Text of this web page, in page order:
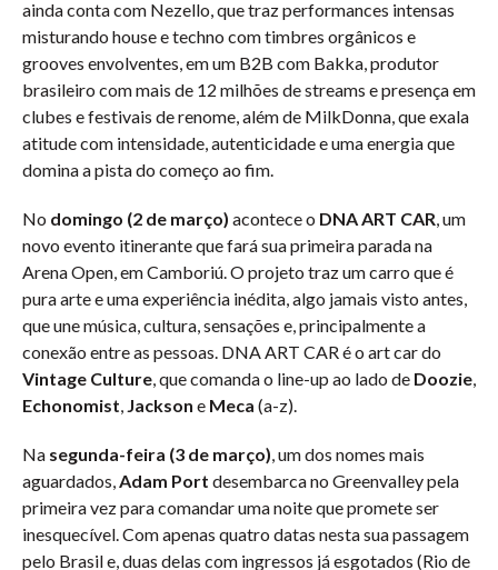
ainda conta com Nezello, que traz performances intensas
misturando house e techno com timbres orgânicos e
grooves envolventes, em um B2B com Bakka, produtor
brasileiro com mais de 12 milhões de streams e presença em
clubes e festivais de renome, além de MilkDonna, que exala
atitude com intensidade, autenticidade e uma energia que
domina a pista do começo ao fim.
No domingo (2 de março) acontece o DNA ART CAR , um
novo evento itinerante que fará sua primeira parada na
Arena Open, em Camboriú. O projeto traz um carro que é
pura arte e uma experiência inédita, algo jamais visto antes,
que une música, cultura, sensações e, principalmente a
conexão entre as pessoas. DNA ART CAR é o art car do
Vintage Culture , que comanda o line-up ao lado de Doozie
Echonomist Jackson e Meca (a-z).
Na segunda-feira (3 de março) , um dos nomes mais
aguardados, Adam Port desembarca no Greenvalley pela
primeira vez para comandar uma noite que promete ser
inesquecível. Com apenas quatro datas nesta sua passagem
pelo Brasil e, duas delas com ingressos já esgotados (Rio de